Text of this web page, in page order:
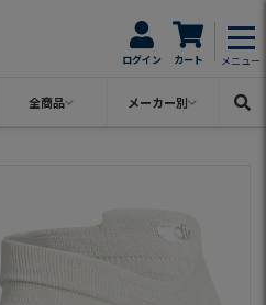
ログイン カート メニュー
全商品 メーカー別